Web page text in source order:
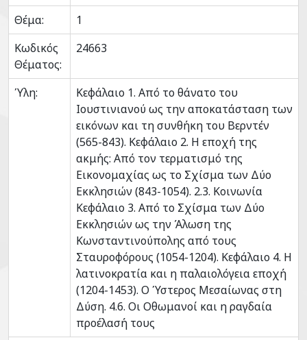
Θέμα:
1
Κωδικός
Θέματος:
24663
Ύλη:
Κεφάλαιο 1. Από το θάνατο του
Ιουστινιανού ως την αποκατάσταση των
εικόνων και τη συνθήκη του Βερντέν
(565-843). Κεφάλαιο 2. Η εποχή της
ακμής: Από τον τερματισμό της
Εικονομαχίας ως το Σχίσμα των Δύο
Εκκλησιών (843-1054). 2.3. Κοινωνία
Κεφάλαιο 3. Από το Σχίσμα των Δύο
Εκκλησιών ως την Άλωση της
Κωνσταντινούπολης από τους
Σταυροφόρους (1054-1204). Κεφάλαιο 4. Η
λατινοκρατία και η παλαιολόγεια εποχή
(1204-1453). Ο Ύστερος Μεσαίωνας στη
Δύση. 4.6. Οι Οθωμανοί και η ραγδαία
προέλασή τους